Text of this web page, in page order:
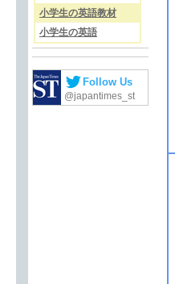
小学生の英語教材
小学生の英語
Follow Us
@japantimes_st